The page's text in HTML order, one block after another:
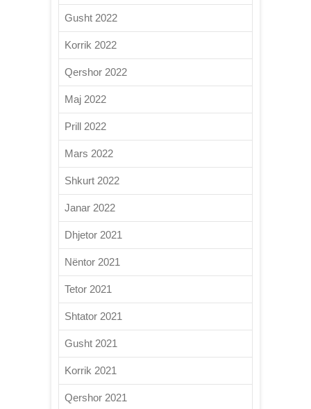
Gusht 2022
Korrik 2022
Qershor 2022
Maj 2022
Prill 2022
Mars 2022
Shkurt 2022
Janar 2022
Dhjetor 2021
Nëntor 2021
Tetor 2021
Shtator 2021
Gusht 2021
Korrik 2021
Qershor 2021